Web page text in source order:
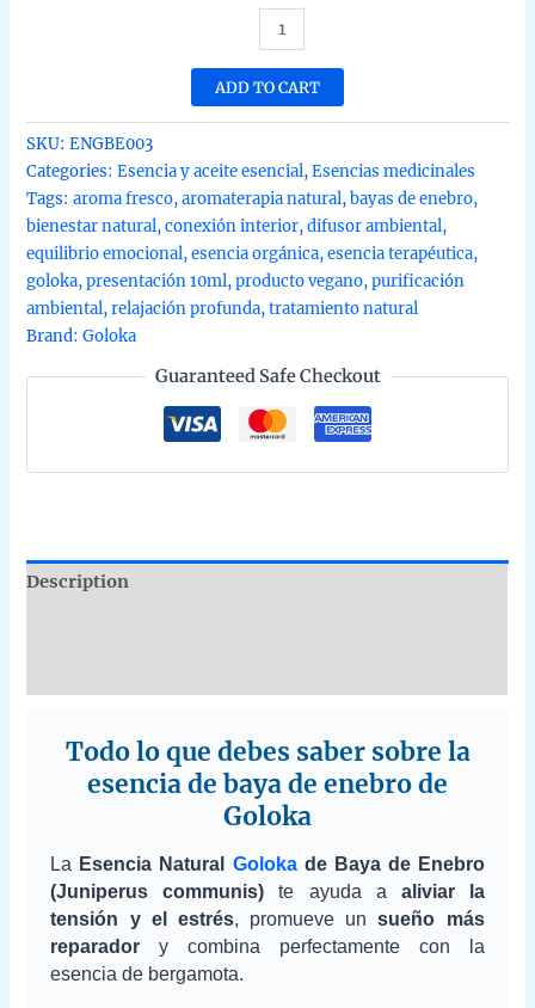
orgánica
de
Baya
de
10ml
quantity
ADD TO CART
SKU:ENGBE003
Categories:Esencia y aceite esencial,Esencias medicinales
Tags:aroma fresco,aromaterapia natural,bayas de enebro,
bienestar natural,conexión interior,difusor ambiental,
equilibrio emocional,esencia orgánica,esencia terapéutica,
goloka,presentación 10ml,producto vegano,purificación
ambiental,relajación profunda,tratamiento natural
Brand:Goloka
Guaranteed Safe Checkout
Description
Todo lo que debes saber sobre la
esencia de baya de enebro de
Goloka
La Esencia Natural Golokade Baya de Enebro
(Juniperus communis) te ayuda a aliviar la
tensión y el estrés, promueve unsueño más
reparador y combina perfectamente con la
esencia de bergamota.